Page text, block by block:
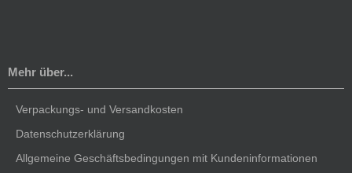
Mehr über...
Verpackungs- und Versandkosten
Datenschutzerklärung
Allgemeine Geschäftsbedingungen mit Kundeninformationen